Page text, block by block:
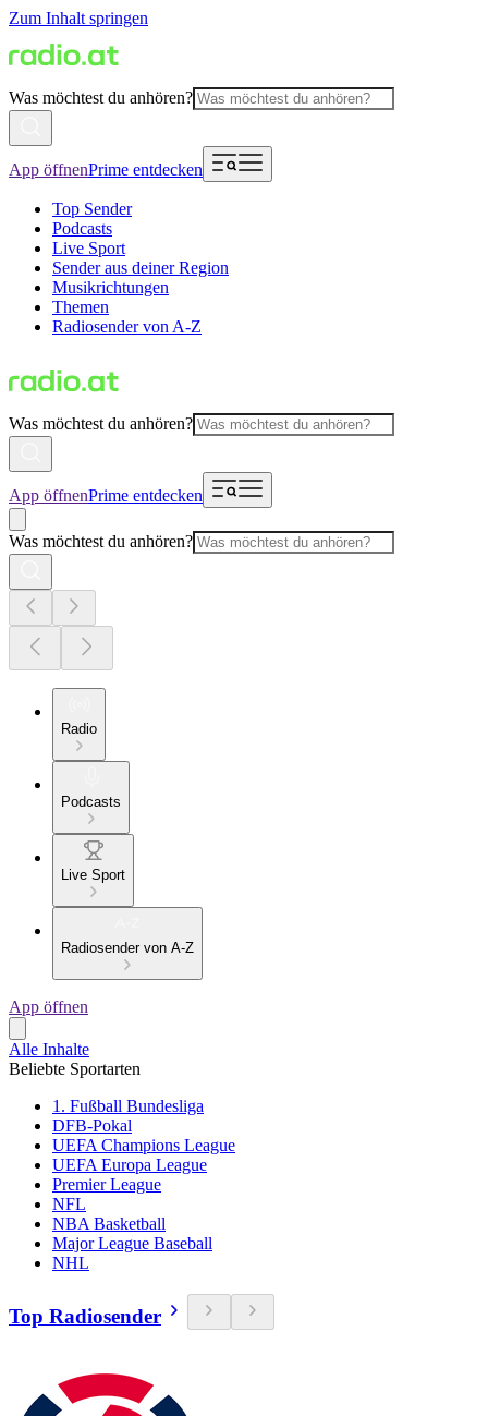
Zum Inhalt springen
Was möchtest du anhören?
App öffnenPrime entdecken
Top Sender
Podcasts
Live Sport
Sender aus deiner Region
Musikrichtungen
Themen
Radiosender von A-Z
Was möchtest du anhören?
App öffnenPrime entdecken
Was möchtest du anhören?
Radio
Podcasts
Live Sport
Radiosender von A-Z
App öffnen
Alle Inhalte
Beliebte Sportarten
1. Fußball Bundesliga
DFB-Pokal
UEFA Champions League
UEFA Europa League
Premier League
NFL
NBA Basketball
Major League Baseball
NHL
Top Radiosender